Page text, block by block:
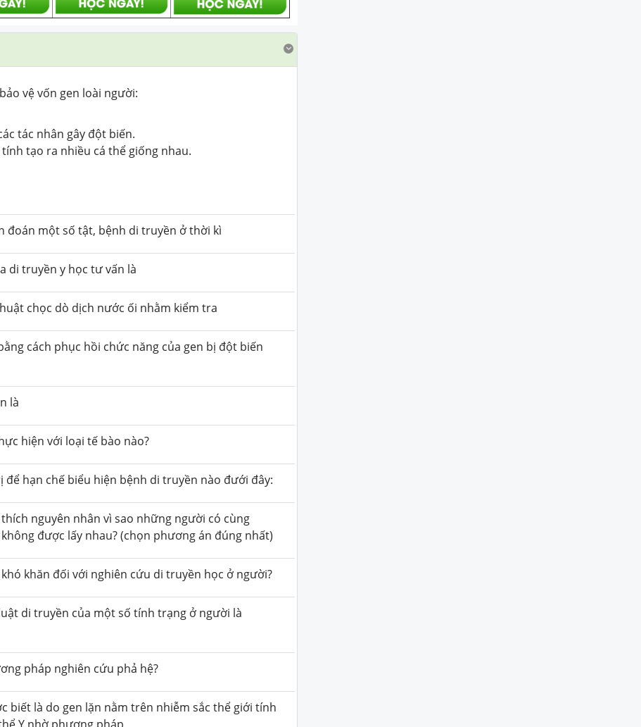
vệ vốn gen loài người:
tác nhân gây đột biến.
tạo ra nhiều cá thể giống nhau.
đoán một số tật, bệnh di truyền ở thời kì
di truyền y học tư vấn là
chọc dò dịch nước ối nhằm kiểm tra
cách phục hồi chức năng của gen bị đột biến
là
hiện với loại tế bào nào?
để hạn chế biểu hiện bệnh di truyền nào đưới đây:
nguyên nhân vì sao những người có cùng
được lấy nhau? (chọn phương án đúng nhất)
khăn đối với nghiên cứu di truyền học ở người?
di truyền của một số tính trạng ở người là
pháp nghiên cứu phả hệ?
biết là do gen lặn nằm trên nhiễm sắc thể giới tính